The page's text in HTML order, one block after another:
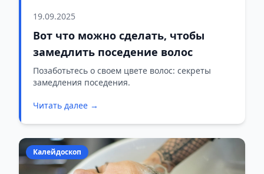
19.09.2025
Вот что можно сделать, чтобы
замедлить поседение волос
Позаботьтесь о своем цвете волос: секреты
замедления поседения.
Читать далее →
Калейдоскоп